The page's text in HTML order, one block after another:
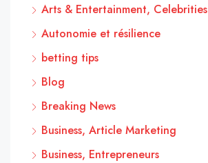
Arts & Entertainment, Celebrities
Autonomie et résilience
betting tips
Blog
Breaking News
Business, Article Marketing
Business, Entrepreneurs